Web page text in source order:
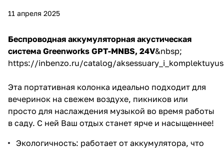
11 апреля 2025
Беспроводная аккумуляторная акустическая
система Greenworks GPT-MNBS, 24V&nbsp;
https://inbenzo.ru/catalog/
Эта портативная колонка идеально подходит для
вечеринок на свежем воздухе, пикников или
просто для наслаждения музыкой во время работы
в саду. С ней Ваш отдых станет ярче и насыщеннее!
Экологичность: работает от аккумулятора, что